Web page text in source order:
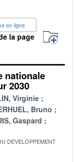
en ligne
la page
nationale
2030
Virginie
Bruno
Gaspard
DEVELOPPEMENT